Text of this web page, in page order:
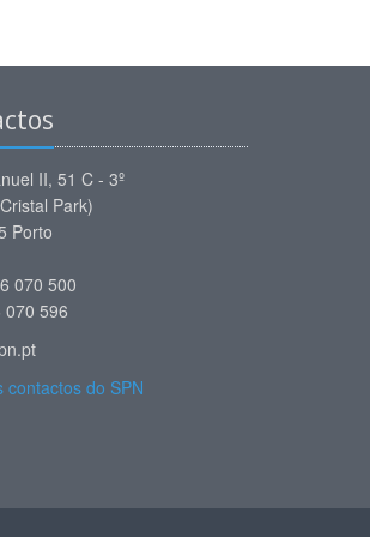
II, 51 C - 3º
Park)
Porto
070 500
070 596
contactos do SPN